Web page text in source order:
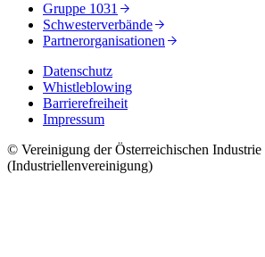
Gruppe 1031
Schwesterverbände
Partnerorganisationen
Datenschutz
Whistleblowing
Barrierefreiheit
Impressum
© Vereinigung der Österreichischen Industrie
(Industriellenvereinigung)